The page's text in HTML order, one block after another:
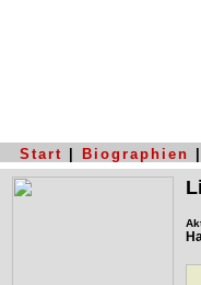
Start Biographien